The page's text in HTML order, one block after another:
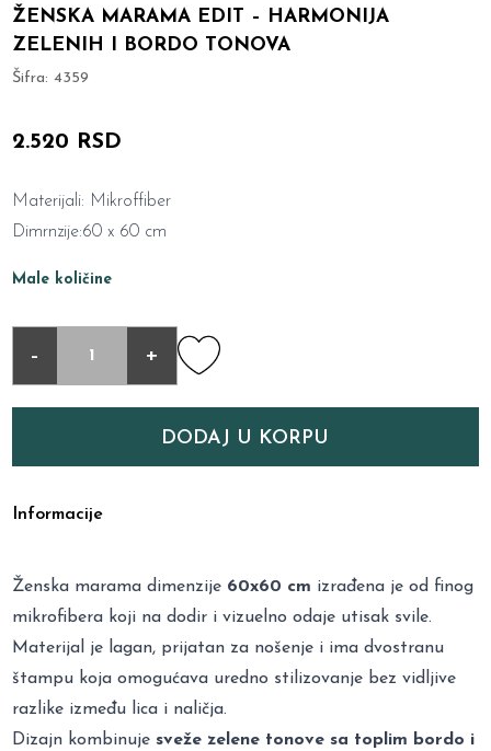
ŽENSKA MARAMA EDIT – HARMONIJA
ZELENIH I BORDO TONOVA
Šifra:4359
2.520 RSD
Materijali: Mikroffiber
Dimrnzije:60 x 60 cm
Male količine
- +
DODAJ U KORPU
Informacije
Ženska marama dimenzije 60x60 cm izrađena je od finog
mikrofibera koji na dodir i vizuelno odaje utisak svile.
Materijal je lagan, prijatan za nošenje i ima dvostranu
štampu koja omogućava uredno stilizovanje bez vidljive
razlike između lica i naličja.
Dizajn kombinujesveže zelene tonove sa toplim bordo i